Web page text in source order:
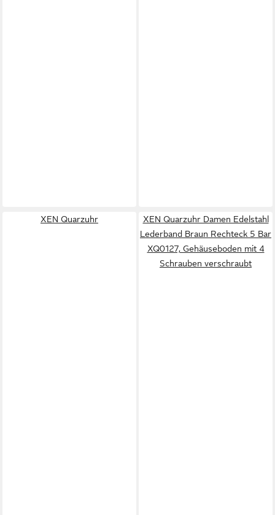
XEN Quarzuhr
XEN Quarzuhr Damen Edelstahl
Lederband Braun Rechteck 5 Bar
XQ0127, Gehäuseboden mit 4
Schrauben verschraubt